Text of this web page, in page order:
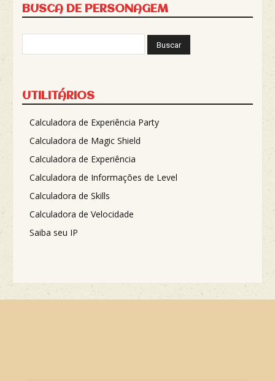
BUSCA DE PERSONAGEM
UTILITÁRIOS
Calculadora de Experiência Party
Calculadora de Magic Shield
Calculadora de Experiência
Calculadora de Informações de Level
Calculadora de Skills
Calculadora de Velocidade
Saiba seu IP